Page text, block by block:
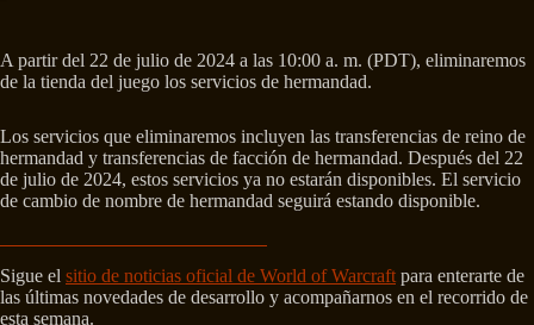
A partir del 22 de julio de 2024 a las 10:00 a. m. (PDT), eliminaremos
de la tienda del juego los servicios de hermandad.
Los servicios que eliminaremos incluyen las transferencias de reino de
hermandad y transferencias de facción de hermandad. Después del 22
de julio de 2024, estos servicios ya no estarán disponibles. El servicio
de cambio de nombre de hermandad seguirá estando disponible.
Sigue el sitio de noticias oficial de World of Warcraft para enterarte de
las últimas novedades de desarrollo y acompañarnos en el recorrido de
esta semana.